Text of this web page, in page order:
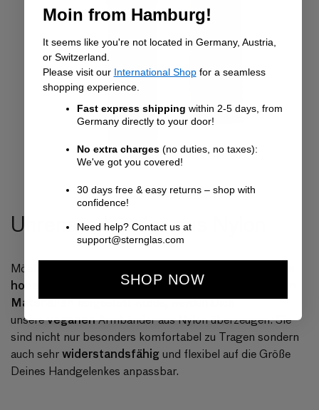
Uhrenarmbänder aus Nylon
Möchtest Du gerne ein
hohem Tragekomfort, das aber nicht aus tierischen
Materialienhergestellt wurde, werden Dich
unsereveganenArmbänder aus Nylon überzeugen. Sie
sind nicht nur besonders komfortabel zu Tragen sondern
auch sehrwiderstandsfähigund flexibel auf die Größe
Deines Handgelenkes anpassbar.
Moin from Hamburg!
It seems like you're not located in Germany, Austria,
or Switzerland.
Please visit our International Shop for a seamless
shopping experience.
Fast express shipping within 2-5 days, from
Germany directly to your door!
No extra charges(no duties, no taxes):
We've got you covered!
30 days free & easy returns – shop with
confidence!
Need help? Contact us at
support@sternglas.com
SHOP NOW